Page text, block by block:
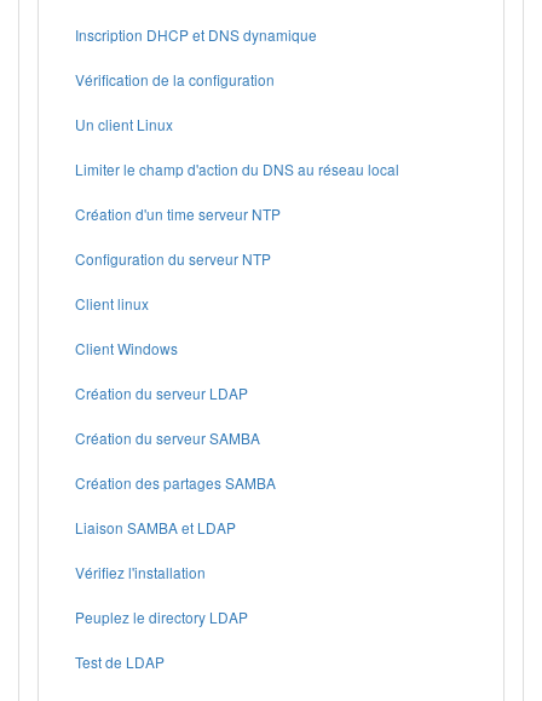
Inscription DHCP et DNS dynamique
Vérification de la configuration
Un client Linux
Limiter le champ d'action du DNS au réseau local
Création d'un time serveur NTP
Configuration du serveur NTP
Client linux
Client Windows
Création du serveur LDAP
Création du serveur SAMBA
Création des partages SAMBA
Liaison SAMBA et LDAP
Vérifiez l'installation
Peuplez le directory LDAP
Test de LDAP